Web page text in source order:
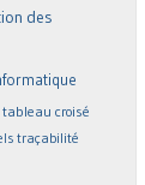
des
tableau croisé
traçabilité